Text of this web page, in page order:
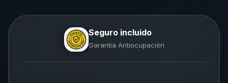
Seguro incluido
Garantía Antiocupación